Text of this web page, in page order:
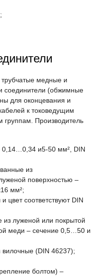
медные и
соединители (обжимные
для оконцевания и
к токоведущим
группам. Производитель
0,14…0,34 и5-50 мм², DIN
из
поверхностью –
мм²;
цвет соответствуют DIN
из луженой или покрытой
меди – сечение 0,5…50 и
вилочные (DIN 46237);
болтом) –